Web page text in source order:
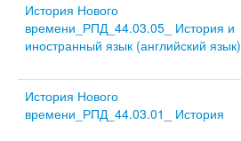
История Нового
времени_РПД_44.03.05_ История и
иностранный язык (английский язык)
История Нового
времени_РПД_44.03.01_ История